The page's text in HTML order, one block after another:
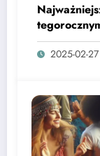
2025-02-27